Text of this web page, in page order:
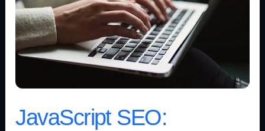
JavaScript SEO:
Modern
di
Mesin
Pencari